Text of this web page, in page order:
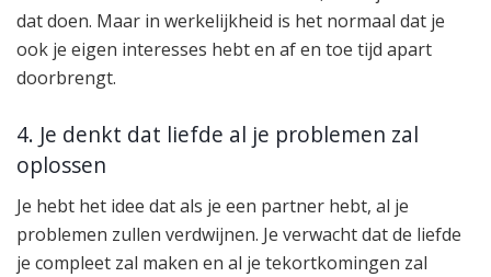
dat doen. Maar in werkelijkheid is het normaal dat je
ook je eigen interesses hebt en af en toe tijd apart
doorbrengt.
4. Je denkt dat liefde al je problemen zal
oplossen
Je hebt het idee dat als je een partner hebt, al je
problemen zullen verdwijnen. Je verwacht dat de liefde
je compleet zal maken en al je tekortkomingen zal